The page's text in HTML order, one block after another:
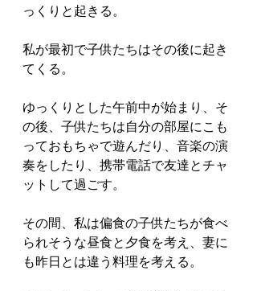
っくりと起きる。
私が最初で子供たちはその後に起き
てくる。
ゆっくりとした午前中が始まり、そ
の後、子供たちは自分の部屋にこも
っておもちゃで遊んだり、音楽の演
奏をしたり、携帯電話で友達とチャ
ットして過ごす。
その間、私は偏食の子供たちが食べ
られそうな昼食と夕食を考え、妻に
も昨日とは違う料理を考える。